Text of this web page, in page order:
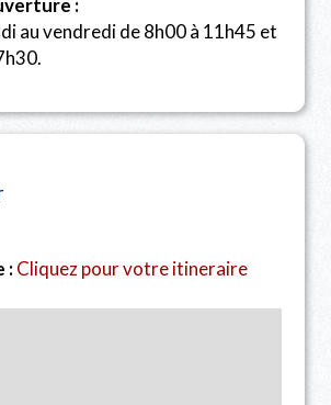
:
au vendredi de 8h00 à 11h45 et
:Cliquez pour votre itineraire